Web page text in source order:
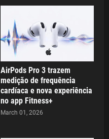
AirPods Pro 3 trazem
medição de frequência
cardíaca e nova experiência
no app Fitness+
March 01, 2026